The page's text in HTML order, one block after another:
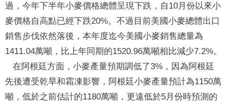
過，今年下半年小麥價格總體呈現下跌，自10月份以來小
麥價格自高點已經下跌20%。不過目前美國小麥總體出口
銷售步伐依然落後，本年度迄今美國小麥銷售總量為
1411.04萬噸，比上年同期的1520.96萬噸相比減少7.2%。
在阿根廷方面，小麥產量預期調低了3%，因為阿根廷
先後遭受乾旱和霜凍影響，阿根廷小麥產量預計為1150萬
噸，低於之前估計的1180萬噸，更遠低於5月份時預測的